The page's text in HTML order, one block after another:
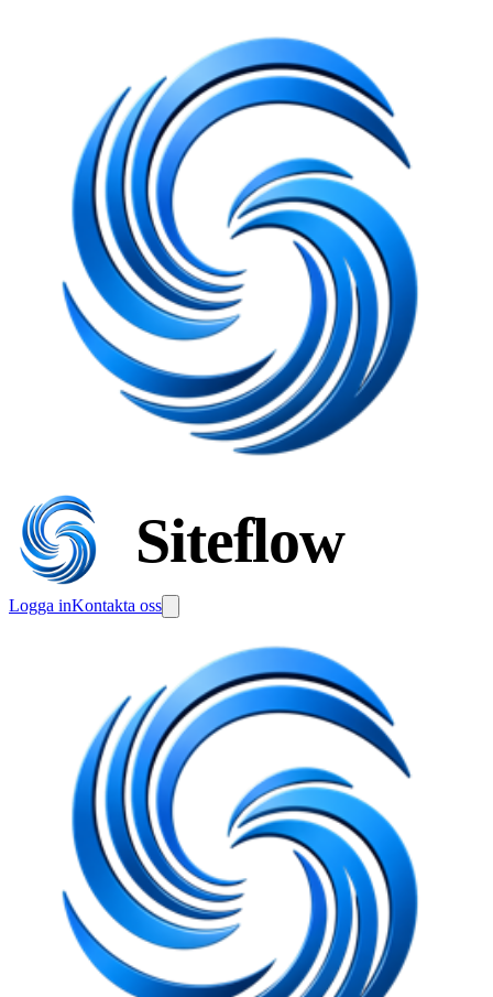
Siteflow
Logga inKontakta oss